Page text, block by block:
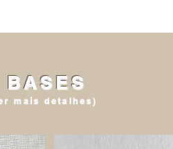
mais detalhes)